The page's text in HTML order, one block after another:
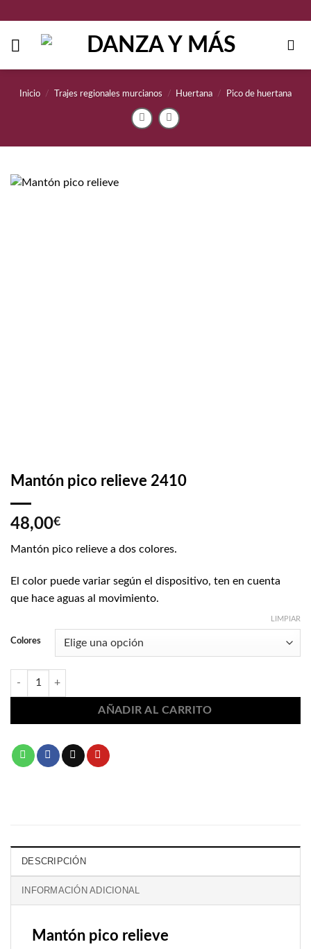
contenido
Inicio / Trajes regionales murcianos / Huertana / Pico de huertana
Mantón pico relieve 2410
48,00€
Mantón pico relieve a dos colores.
El color puede variar según el dispositivo, ten en cuenta
que hace aguas al movimiento.
Colores
LIMPIAR
Mantón pico relieve 2410 cantidad
AÑADIR AL CARRITO
DESCRIPCIÓN
INFORMACIÓN ADICIONAL
Mantón pico relieve